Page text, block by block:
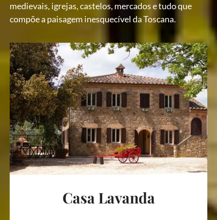
medievais, igrejas, castelos, mercados e tudo que
compõe a paisagem inesquecível da Toscana.
Casa Lavanda